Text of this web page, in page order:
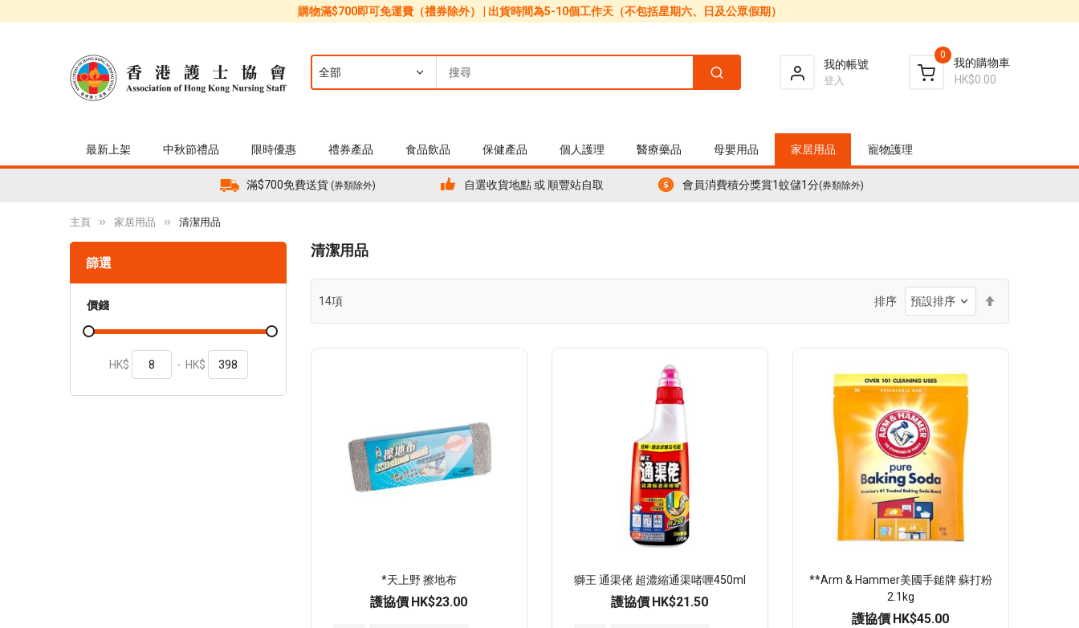
購物滿$700即可免運費（禮券除外） | 出貨時間為5-10個工作天（不包括星期六、日及公眾假期）
我的帳號
登入
我的購物車
0
HK$0.00
最新上架 中秋節禮品 限時優惠 禮券產品 食品飲品 保健產品 個人護理 醫療藥品 母嬰用品 家居用品 寵物護理
滿$700免費送貨 (券類除外) 自選收貨地點 或 順豐站自取 會員消費積分獎賞1蚊儲1分(券類除外)
主頁 家居用品 清潔用品
清潔用品
14項 排序
降
序
*天上野 擦地布
護協價 HK$23.00
獅王 通渠佬 超濃縮通渠啫喱450ml
護協價 HK$21.50
**Arm & Hammer美國手鎚牌 蘇打粉
2.1kg
護協價 HK$45.00
篩選
價錢
HK$ - HK$